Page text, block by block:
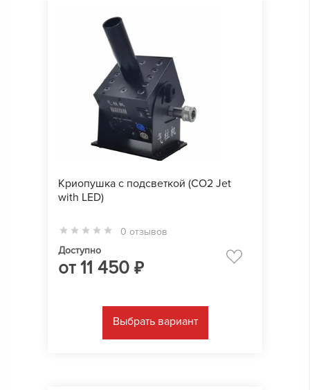
Криопушка с подсветкой (CO2 Jet
with LED)
0 отзывов
Доступно
от11 450 ₽
Выбрать вариант